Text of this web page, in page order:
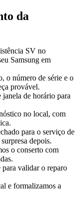
da
SV no
Samsung em
o número de série e o
provável.
de horário para
no local, com
para o serviço de
depois.
o conserto com
para validar o reparo
e formalizamos a